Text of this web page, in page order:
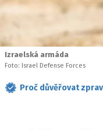
Izraelská armáda
Foto: Israel Defense Forces
Proč důvěřovat